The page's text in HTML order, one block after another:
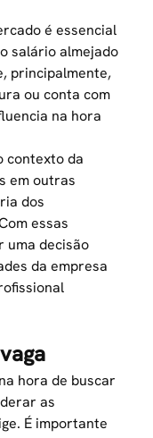
é essencial
salário almejado
principalmente,
ou conta com
na hora
contexto da
em outras
dos
essas
uma decisão
da empresa
hora de buscar
as
É importante